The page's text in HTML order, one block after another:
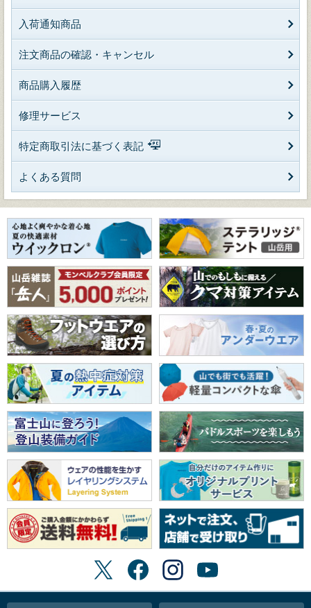
入荷通知商品
注文商品の確認・キャンセル
商品購入履歴
修理サービス
特定商取引法に基づく表記
よくある質問